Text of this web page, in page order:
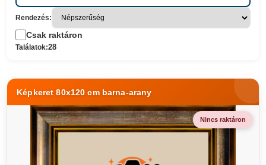
Rendezés:
Csak raktáron
Találatok:28
Képkeret 80x120 cm barna-arany
Nincs raktáron